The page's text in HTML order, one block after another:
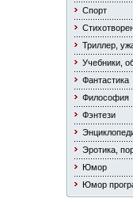
Спорт
Триллер,
Учебники,
Фантастика
Философия
Фэнтези
Эротика,
Юмор
Юмор